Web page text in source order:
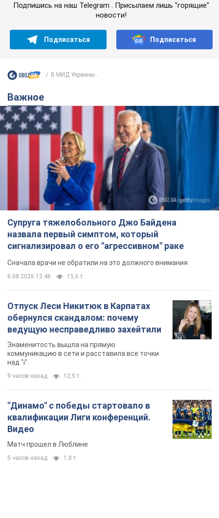
Подпишись на наш Telegram . Присылаем лишь "горящие"
новости!
Подписаться Подписаться
В МИД Украины...
Важное
Супруга тяжелобольного Джо Байдена
назвала первый симптом, который
сигнализировал о его "агрессивном" раке
Сначала врачи не обратили на это должного внимания
6.08.2026 12:46 15,6 т.
Отпуск Леси Никитюк в Карпатах
обернулся скандалом: почему
ведущую несправедливо захейтили
Знаменитость вышла на прямую
коммуникацию в сети и расставила все точки
над "i"
9 часов назад 12,5 т.
"Динамо" с победы стартовало в
квалификации Лиги конференций.
Видео
Матч прошел в Люблине
5 часов назад 1,8 т.